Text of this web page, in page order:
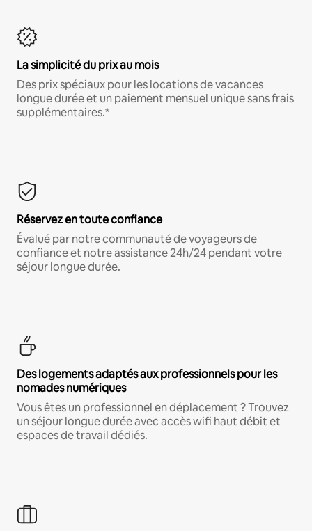
La simplicité du prix au mois
Des prix spéciaux pour les locations de vacances
longue durée et un paiement mensuel unique sans frais
supplémentaires.*
Réservez en toute confiance
Évalué par notre communauté de voyageurs de
confiance et notre assistance 24h/24 pendant votre
séjour longue durée.
Des logements adaptés aux professionnels pour les
nomades numériques
Vous êtes un professionnel en déplacement ? Trouvez
un séjour longue durée avec accès wifi haut débit et
espaces de travail dédiés.